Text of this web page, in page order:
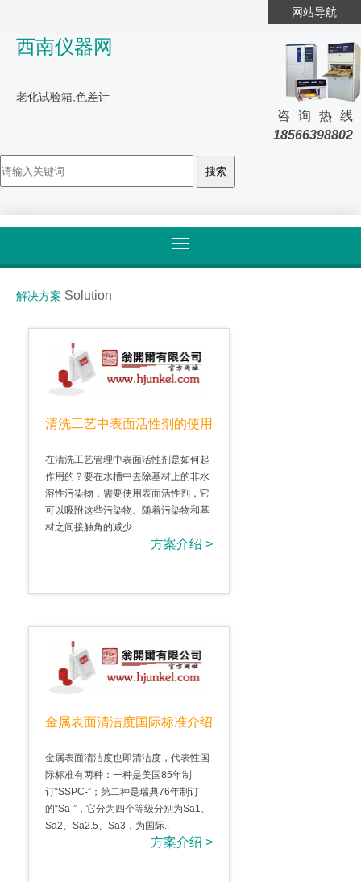
网站导航
西南仪器网
老化试验箱,色差计
咨询热线
18566398802
解决方案 Solution
清洗工艺中表面活性剂的使用
在清洗工艺管理中表面活性剂是如何起
作用的？要在水槽中去除基材上的非水
溶性污染物，需要使用表面活性剂，它
可以吸附这些污染物。随着污染物和基
材之间接触角的减少..
方案介绍 >
金属表面清洁度国际标准介绍
金属表面清洁度也即清洁度，代表性国
际标准有两种：一种是美国85年制
订“SSPC-”；第二种是瑞典76年制订
的“Sa-”，它分为四个等级分别为Sa1、
Sa2、Sa2.5、Sa3，为国际..
方案介绍 >